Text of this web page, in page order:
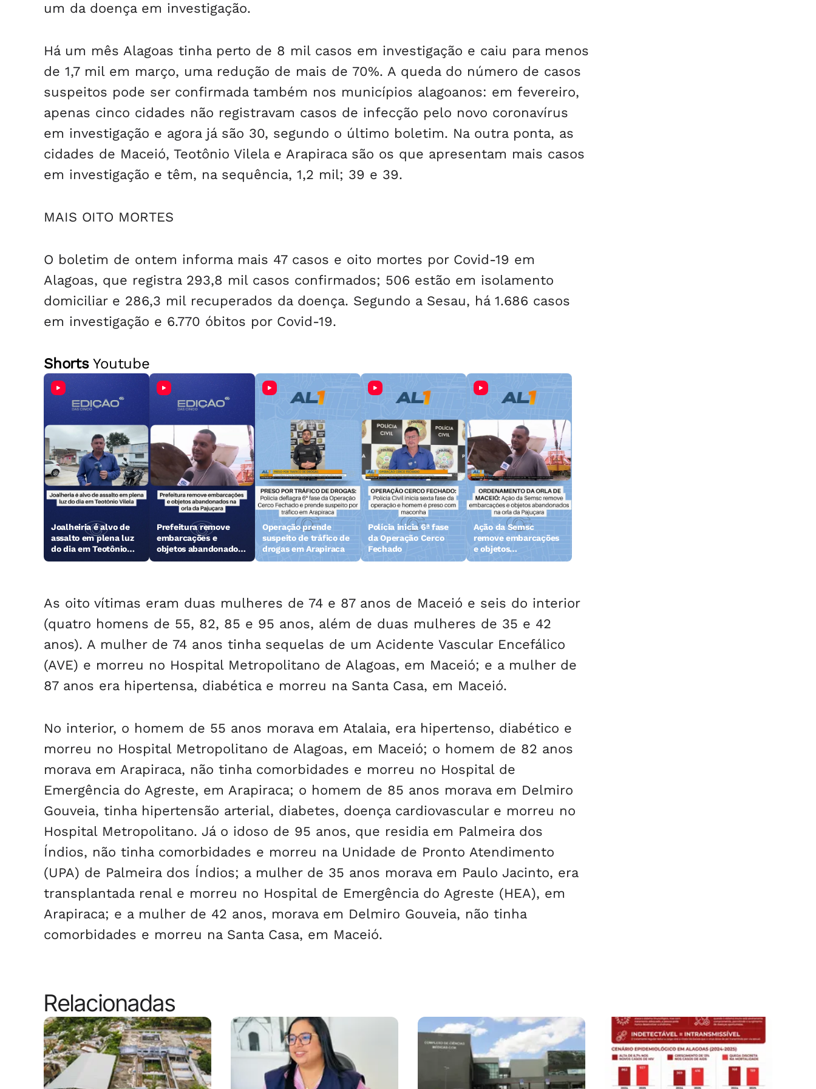
um da doença em investigação.
Há um mês Alagoas tinha perto de 8 mil casos em investigação e caiu para menos
de 1,7 mil em março, uma redução de mais de 70%. A queda do número de casos
suspeitos pode ser confirmada também nos municípios alagoanos: em fevereiro,
apenas cinco cidades não registravam casos de infecção pelo novo coronavírus
em investigação e agora já são 30, segundo o último boletim. Na outra ponta, as
cidades de Maceió, Teotônio Vilela e Arapiraca são os que apresentam mais casos
em investigação e têm, na sequência, 1,2 mil; 39 e 39.
MAIS OITO MORTES
O boletim de ontem informa mais 47 casos e oito mortes por Covid-19 em
Alagoas, que registra 293,8 mil casos confirmados; 506 estão em isolamento
domiciliar e 286,3 mil recuperados da doença. Segundo a Sesau, há 1.686 casos
em investigação e 6.770 óbitos por Covid-19.
ShortsYoutube
Joalheiria é alvo de
assalto em plena luz
do dia em Teotônio
Vilela
Prefeitura remove
embarcações e
objetos abandonados
na orla da Pajuçara
Operação prende
suspeito de tráfico de
drogas em Arapiraca
Polícia inicia 6ª fase
da Operação Cerco
Fechado
Ação da Semsc
remove embarcações
e objetos
abandonados na orla
As oito vítimas eram duas mulheres de 74 e 87 anos de Maceió e seis do interior
(quatro homens de 55, 82, 85 e 95 anos, além de duas mulheres de 35 e 42
anos). A mulher de 74 anos tinha sequelas de um Acidente Vascular Encefálico
(AVE) e morreu no Hospital Metropolitano de Alagoas, em Maceió; e a mulher de
87 anos era hipertensa, diabética e morreu na Santa Casa, em Maceió.
No interior, o homem de 55 anos morava em Atalaia, era hipertenso, diabético e
morreu no Hospital Metropolitano de Alagoas, em Maceió; o homem de 82 anos
morava em Arapiraca, não tinha comorbidades e morreu no Hospital de
Emergência do Agreste, em Arapiraca; o homem de 85 anos morava em Delmiro
Gouveia, tinha hipertensão arterial, diabetes, doença cardiovascular e morreu no
Hospital Metropolitano. Já o idoso de 95 anos, que residia em Palmeira dos
Índios, não tinha comorbidades e morreu na Unidade de Pronto Atendimento
(UPA) de Palmeira dos Índios; a mulher de 35 anos morava em Paulo Jacinto, era
transplantada renal e morreu no Hospital de Emergência do Agreste (HEA), em
Arapiraca; e a mulher de 42 anos, morava em Delmiro Gouveia, não tinha
comorbidades e morreu na Santa Casa, em Maceió.
Relacionadas